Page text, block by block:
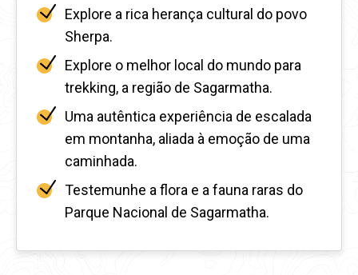
Explore a rica herança cultural do povo
Sherpa.
Explore o melhor local do mundo para
trekking, a região de Sagarmatha.
Uma autêntica experiência de escalada
em montanha, aliada à emoção de uma
caminhada.
Testemunhe a flora e a fauna raras do
Parque Nacional de Sagarmatha.